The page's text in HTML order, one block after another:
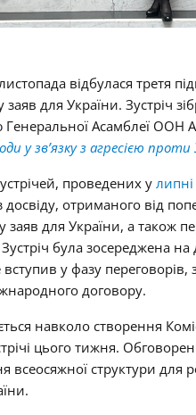
відбулася третя
заяв для України. Зустріч
Асамблеї ООН
у зв’язку з агресією проти
проведених у липні
отриманого від
заяв для України, а також
була зосереджена
вступив у фазу
договору.
навколо створення
цього тижня.
структури для